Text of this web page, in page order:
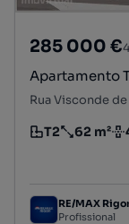
285 000 €
Apartamento
Rua Visconde de
Tipologia
T2
Preço por62 m²
Andar
RE/MAX
Profissional